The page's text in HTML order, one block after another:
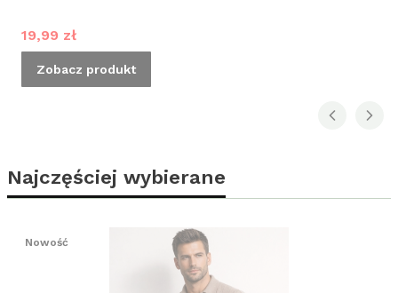
Cena promocyjna
19,99 zł
Zobacz produkt
Najczęściej wybierane
Nowość